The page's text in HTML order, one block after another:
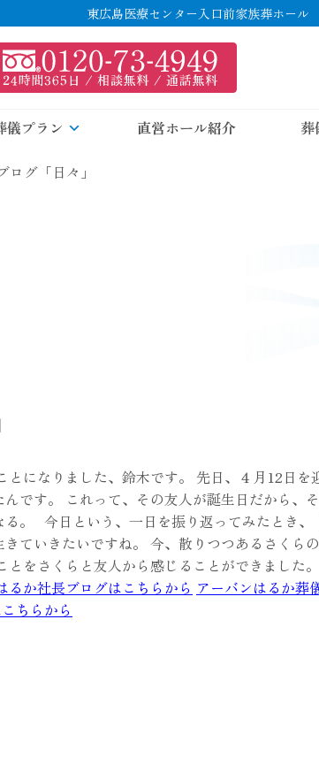
東広島医療センター入口前家族葬ホール
儀プラン 直営ホール紹介 葬
グ「日々」
になりました、鈴木です。 先日、４月12日
です。 これって、その友人が誕生日だから
る。 今日という、一日を振り返ってみたとき
ていきたいですね。 今、散りつつあるさくら
をさくらと友人から感じることができました。
るか社長ブログはこちらから アーバンはるか葬
ちらから